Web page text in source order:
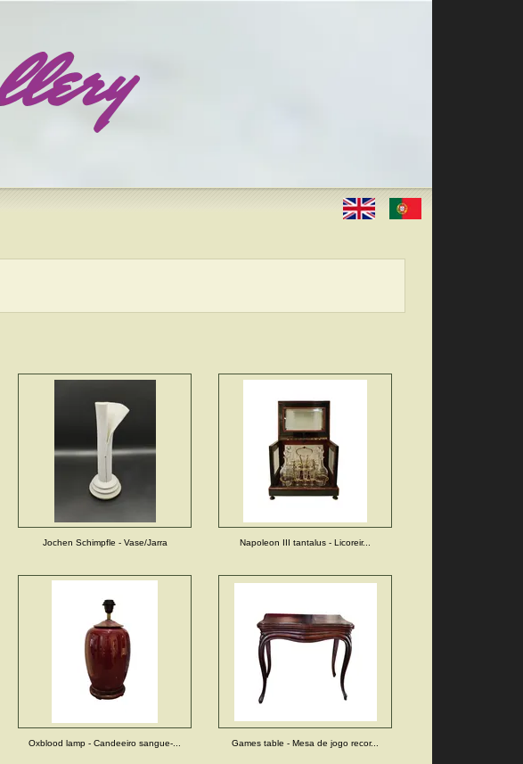
Jochen Schimpfle - Vase/Jarra Napoleon III tantalus - Licoreir...
Oxblood lamp - Candeeiro sangue-... Games table - Mesa de jogo recor...